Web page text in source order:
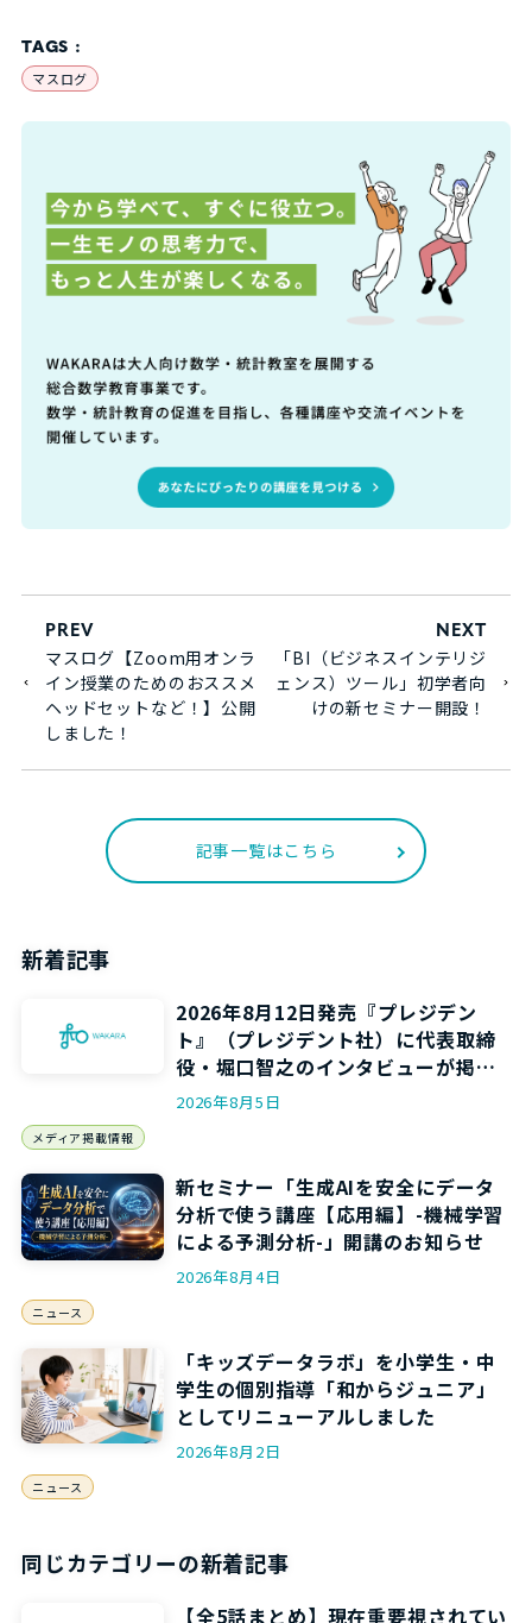
TAGS :
マスログ
PREV
マスログ【Zoom用オンラ
イン授業のためのおススメ
ヘッドセットなど！】公開
しました！
NEXT
「BI（ビジネスインテリジ
ェンス）ツール」初学者向
けの新セミナー開設！
記事一覧はこちら
新着記事
2026年8月12日発売『プレジデン
ト』（プレジデント社）に代表取締
役・堀口智之のインタビューが掲載
されます
2026年8月5日
メディア掲載情報
新セミナー「生成AIを安全にデータ
分析で使う講座【応用編】-機械学習
による予測分析-」開講のお知らせ
2026年8月4日
ニュース
「キッズデータラボ」を小学生・中
学生の個別指導「和からジュニア」
としてリニューアルしました
2026年8月2日
ニュース
同じカテゴリーの新着記事
【全5話まとめ】現在重要視されてい